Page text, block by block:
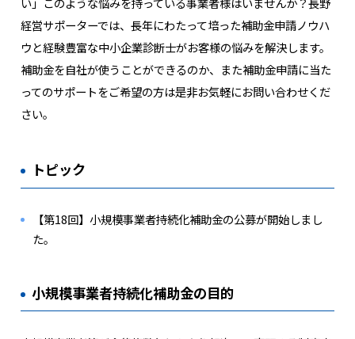
経営サポーターでは、長年にわたって培った補助金申請ノウハ
ウと経験豊富な中小企業診断士がお客様の悩みを解決します。
補助金を自社が使うことができるのか、また補助金申請に当た
ってのサポートをご希望の方は是非お気軽にお問い合わせくだ
さい。
トピック
【第18回】小規模事業者持続化補助金の公募が開始しまし
た。
小規模事業者持続化補助金の目的